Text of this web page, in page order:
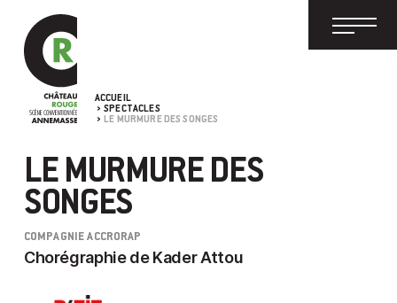
ACCUEIL
SPECTACLES
LE MURMURE DES SONGES
LE MURMURE DES
SONGES
COMPAGNIE ACCRORAP
Chorégraphie de Kader Attou